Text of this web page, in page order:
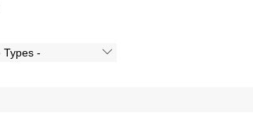
Types -